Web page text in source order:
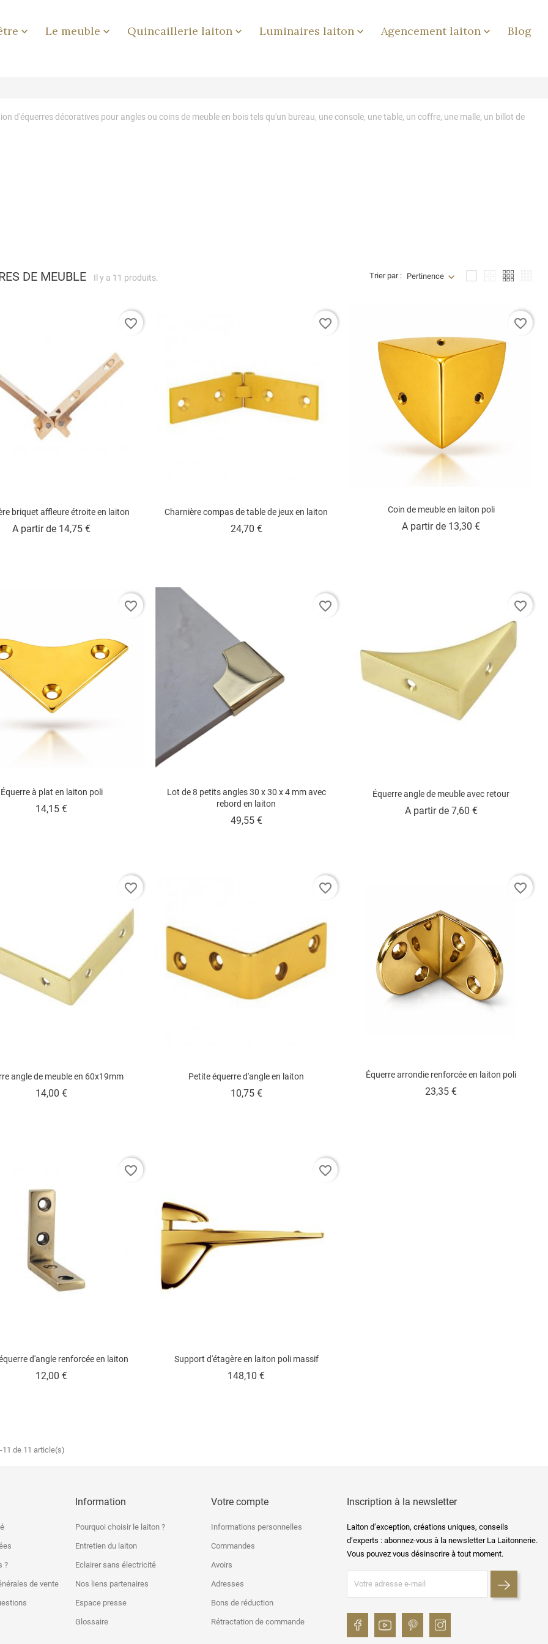
 Le meuble  Quincaillerie laiton  Luminaires laiton  Agencement laiton  Blog
d'équerres décoratives pour angles ou coins de meuble en bois tels qu'un bureau, une console, une table, un coffre, une malle, un billot de
DE MEUBLE Il y a 11 produits. Trier par : Pertinence
briquet affleure étroite en laiton
A partir de 14,75 €Prix
favorite_border
Charnière compas de table de jeux en laiton
24,70 €Prix
favorite_border
Coin de meuble en laiton poli
A partir de 13,30 €Prix
favorite_border
Équerre à plat en laiton poli
14,15 €Prix
favorite_border
Lot de 8 petits angles 30 x 30 x 4 mm avec
rebord en laiton
49,55 €Prix
favorite_border
Équerre angle de meuble avec retour
A partir de 7,60 €Prix
favorite_border
angle de meuble en 60x19mm
14,00 €Prix
favorite_border
Petite équerre d'angle en laiton
10,75 €Prix
favorite_border
Équerre arrondie renforcée en laiton poli
23,35 €Prix
favorite_border
d'angle renforcée en laiton
12,00 €Prix
favorite_border
Support d'étagère en laiton poli massif
148,10 €Prix
favorite_border
de 11 article(s)
?
de vente
Information
Pourquoi choisir le laiton ?
Entretien du laiton
Eclairer sans électricité
Nos liens partenaires
Espace presse
Glossaire
Votre compte
Informations personnelles
Commandes
Avoirs
Adresses
Bons de réduction
Rétractation de commande
Inscription à la newsletter
Laiton d’exception, créations uniques, conseils
d’experts : abonnez-vous à la newsletter La Laitonnerie.
Vous pouvez vous désinscrire à tout moment.